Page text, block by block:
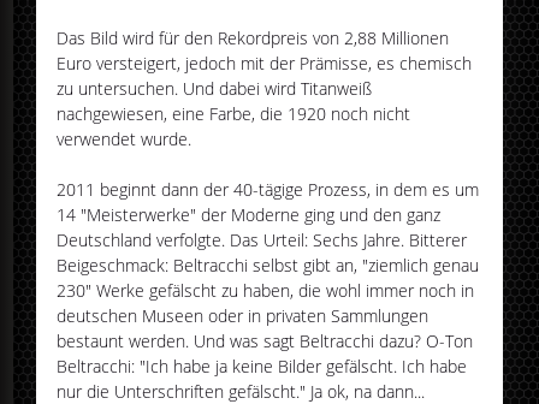
Das Bild wird für den Rekordpreis von 2,88 Millionen
Euro versteigert, jedoch mit der Prämisse, es chemisch
zu untersuchen. Und dabei wird Titanweiß
nachgewiesen, eine Farbe, die 1920 noch nicht
verwendet wurde.
2011 beginnt dann der 40-tägige Prozess, in dem es um
14 "Meisterwerke" der Moderne ging und den ganz
Deutschland verfolgte. Das Urteil: Sechs Jahre. Bitterer
Beigeschmack: Beltracchi selbst gibt an, "ziemlich genau
230" Werke gefälscht zu haben, die wohl immer noch in
deutschen Museen oder in privaten Sammlungen
bestaunt werden. Und was sagt Beltracchi dazu? O-Ton
Beltracchi: "Ich habe ja keine Bilder gefälscht. Ich habe
nur die Unterschriften gefälscht." Ja ok, na dann...